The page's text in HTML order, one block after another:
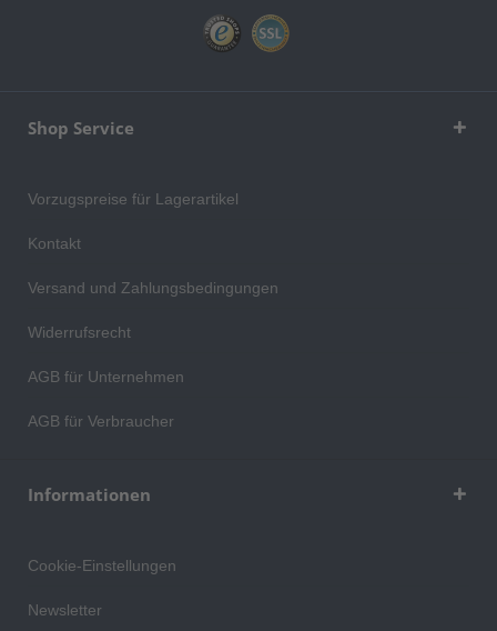
Shop Service
Vorzugspreise für Lagerartikel
Kontakt
Versand und Zahlungsbedingungen
Widerrufsrecht
AGB für Unternehmen
AGB für Verbraucher
Informationen
Cookie-Einstellungen
Newsletter